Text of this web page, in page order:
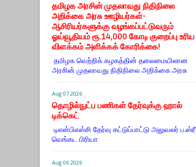
தமிழக அரசின் முதலாவது நிதிநிலை
அறிக்கை அரசு ஊழியர்கள்-
ஆசிரியர்களுக்கு வழங்கப்பட்டுவரும்
ஓய்வூதியம் ரூ.14,000 கோடி குறைப்பு உரிய
விளக்கம் அளிக்கக் கோரிக்கை!
தமிழக வெற்றிக் கழகத்தின் தலைமையிலான
அரசின் முதலாவது நிதிநிலை அறிக்கை அரசு
Aug 07 2026
தொழில்நுட்ப பணிகள் தேர்வுக்கு ஹால் ​
டிக்கெட்
டிஎன்​பிஎஸ்சி தேர்வு கட்​டுப்​பாட்டு அலு​வலர் ப.ஸ்ரீ
வெங்கட பிரியா
Aug 06 2026